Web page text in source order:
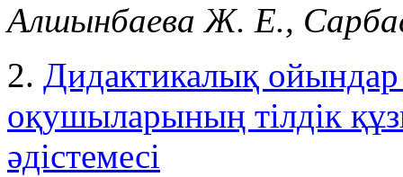
Aлшынбaевa Ж. Е.,
2. Дидактикалық
оқушыларының тілдік
әдістемесі